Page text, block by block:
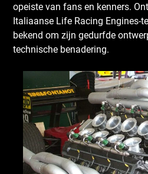
opeiste van fans en kenners.
Italiaanse Life Racing Engines-
bekend om zijn gedurfde
technische benadering.